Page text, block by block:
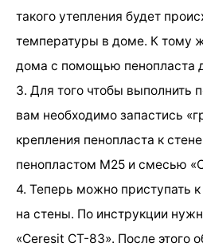
такого утепления будет
температуры в доме. К тому
дома с помощью пенопласта
3. Для того чтобы выполнить
вам необходимо запастись
крепления пенопласта к
пенопластом М25 и смесью
4. Теперь можно приступать
на стены. По инструкции
«Ceresit CT-83». После этого